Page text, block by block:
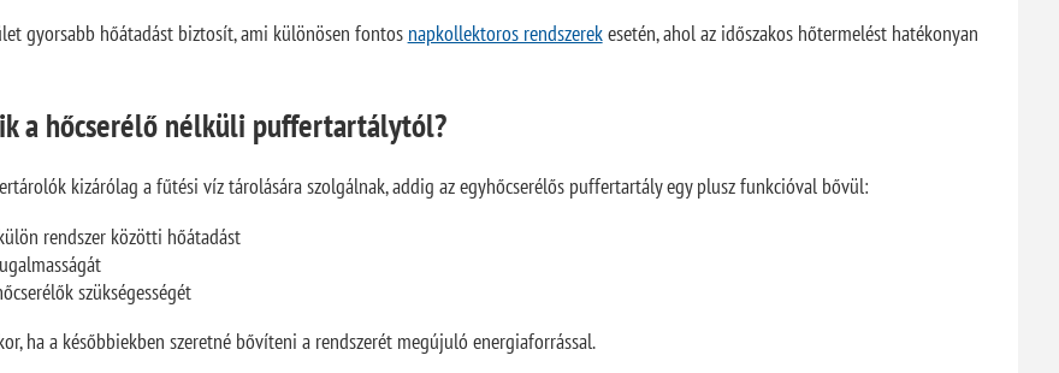
gyorsabb hőátadást biztosít, ami különösen fontos napkollektoros rendszerekesetén, ahol az időszakos hőtermelést hatékonyan
a hőcserélő nélküli puffertartálytól?
kizárólag a fűtési víz tárolására szolgálnak, addig az egyhőcserélős puffertartály egy plusz funkcióval bővül:
rendszer közötti hőátadást
szükségességét
ha a későbbiekben szeretné bővíteni a rendszerét megújuló energiaforrással.